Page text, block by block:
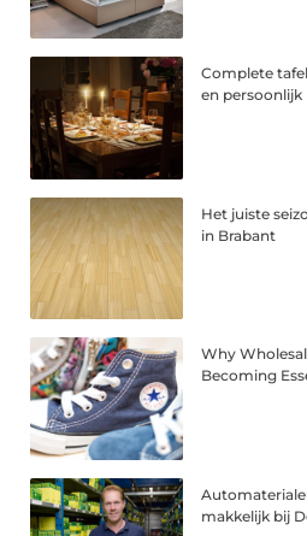
Complete
en persoonlijk
Het juiste
in Brabant
Why
Becoming
makkelijk bij